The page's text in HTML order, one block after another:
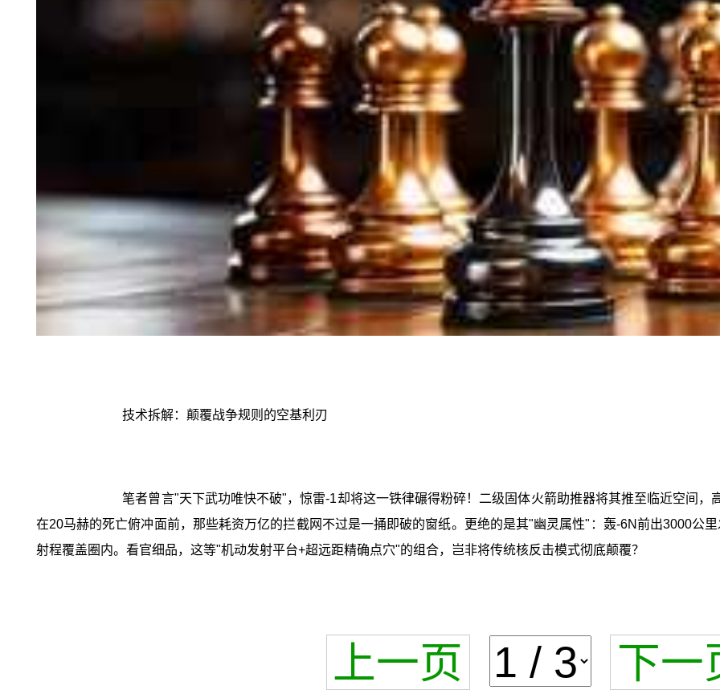
技术拆解：颠覆战争规则的空基利刃
笔者曾言"天下武功唯快不破"，惊雷-1却将这一铁律碾得粉碎！二级固体火箭助推器将其推至临近空间
在20马赫的死亡俯冲面前，那些耗资万亿的拦截网不过是一捅即破的窗纸。更绝的是其"幽灵属性"：轰-6N前出3000公
射程覆盖圈内。看官细品，这等"机动发射平台+超远距精确点穴"的组合，岂非将传统核反击模式彻底颠覆？
上一页 下一